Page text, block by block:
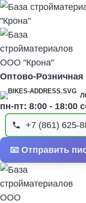
Оптово-Розничная
пн-пт: 8:00 - 18:00
+7 (861) 625-
📧 Отправить